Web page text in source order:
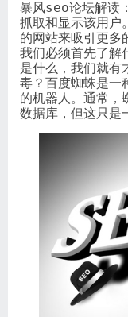
暴风seo论坛解读
抓取和显示该用户
的网站来吸引更多
我们必须首先了
是什么，我们就有
毒？百度蜘蛛是一
的机器人。通常，
数据库，但这只是